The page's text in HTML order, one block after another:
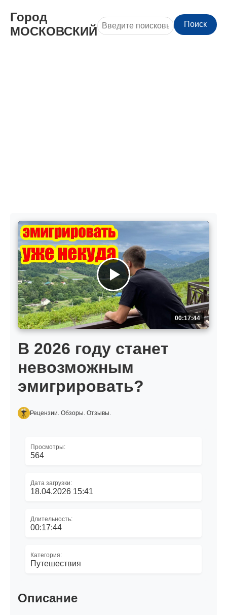
Город
МОСКОВСКИЙ
Поиск
00:17:44
В 2026 году станет
невозможным
эмигрировать?
Рецензии. Обзоры. Отзывы.
Просмотры:
564
Дата загрузки:
18.04.2026 15:41
Длительность:
00:17:44
Категория:
Путешествия
Описание